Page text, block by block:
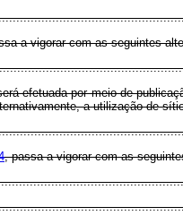
a vigorar com as seguintes
efetuada por meio de
a utilização de
, passa a vigorar com as